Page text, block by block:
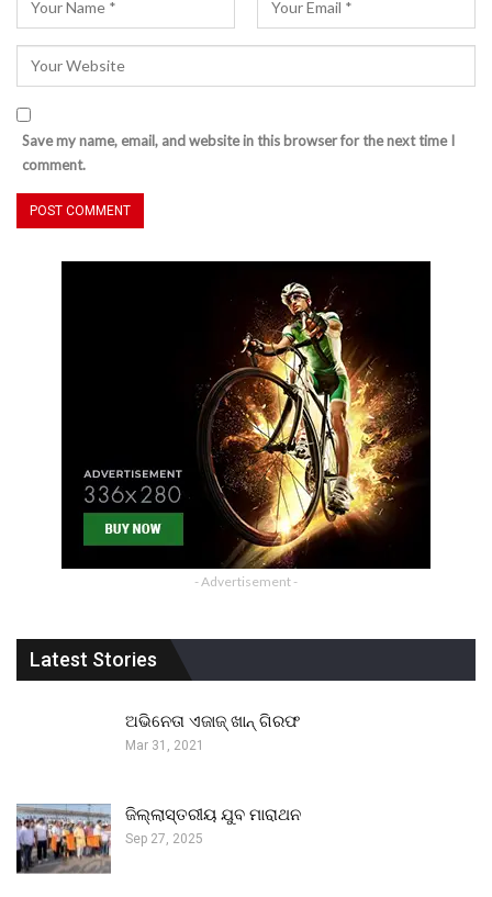
Save my name, email, and website in this browser for the next time I
comment.
- Advertisement -
Latest Stories
ଅଭିନେତା ଏଜାଜ୍ ଖାନ୍ ଗିରଫ
Mar 31, 2021
ଜିଲ୍ଲାସ୍ତରୀୟ ଯୁବ ମାରାଥନ
Sep 27, 2025